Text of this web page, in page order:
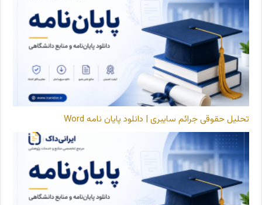
تحلیل حقوقی جرائم سایبری | دانلود پایان نامه Word